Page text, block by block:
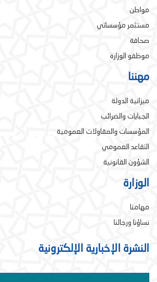
مواطن
مستثمر مؤسساتي
صحافة
موظفو الوزارة
مهننا
ميزانية الدولة
الجبايات والضرائب
المؤسسات والمقاولات العمومية
التقاعد العمومي
الشؤون القانونية
الوزارة
مهامنا
نساؤنا ورجالنا
النشرة الإخبارية الإلكترونية